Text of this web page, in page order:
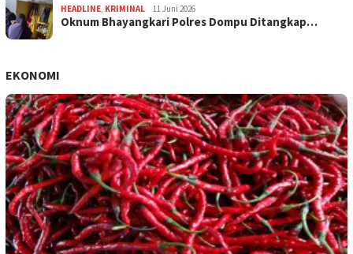
HEADLINE KRIMINAL 11 Juni 2026
Oknum Bhayangkari Polres Dompu Ditangkap…
EKONOMI